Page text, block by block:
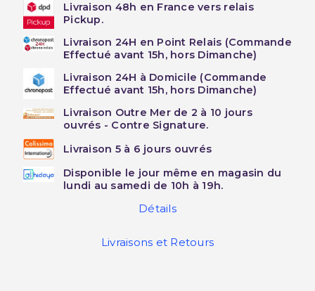
Livraison 48h en France vers relais
Pickup.
Livraison 24H en Point Relais (Commande
Effectué avant 15h, hors Dimanche)
Livraison 24H à Domicile (Commande
Effectué avant 15h, hors Dimanche)
Livraison Outre Mer de 2 à 10 jours
ouvrés - Contre Signature.
Livraison 5 à 6 jours ouvrés
Disponible le jour même en magasin du
lundi au samedi de 10h à 19h.
Détails
Livraisons et Retours